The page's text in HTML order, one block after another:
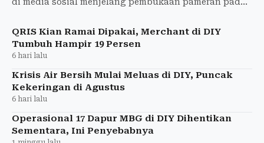
mulai k
QRIS Kian Ramai Dipakai, Merchant di DIY
Tumbuh Hampir 19 Persen
6 hari lalu
Krisis Air Bersih Mulai Meluas di DIY, Puncak
Kekeringan di Agustus
6 hari lalu
Operasional 17 Dapur MBG di DIY Dihentikan
Sementara, Ini Penyebabnya